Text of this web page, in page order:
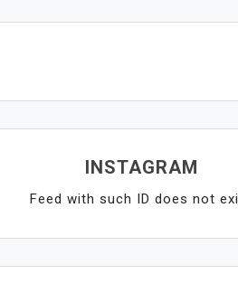
INSTAGRAM
Feed with such ID does not